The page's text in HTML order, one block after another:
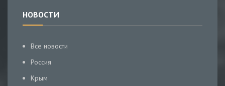
НОВОСТИ
Все новости
Россия
Крым